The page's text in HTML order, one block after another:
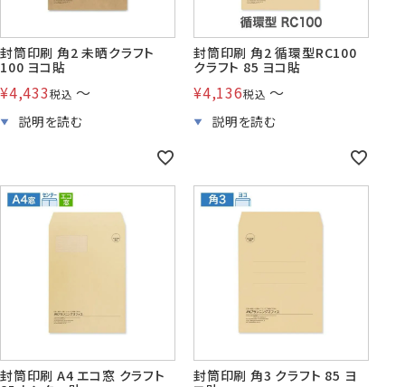
封筒印刷 角2 未晒クラフト
100 ヨコ貼
¥4,433税込 〜
封筒印刷 角2 循環型RC100
クラフト 85 ヨコ貼
¥4,136税込 〜
封筒印刷 A4 エコ窓 クラフト
封筒印刷 角3 クラフト 85 ヨ